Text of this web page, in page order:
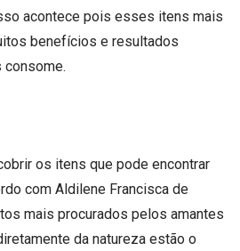
acontece pois esses itens mais
benefícios e resultados
os itens que pode encontrar
com Aldilene Francisca de
mais procurados pelos amantes
da natureza estão o